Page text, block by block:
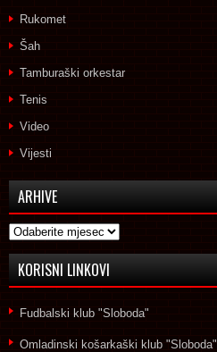
Rukomet
Šah
Tamburaški orkestar
Tenis
Video
Vijesti
ARHIVE
Arhive
KORISNI LINKOVI
Fudbalski klub "Sloboda"
Omladinski košarkaški klub "Sloboda"